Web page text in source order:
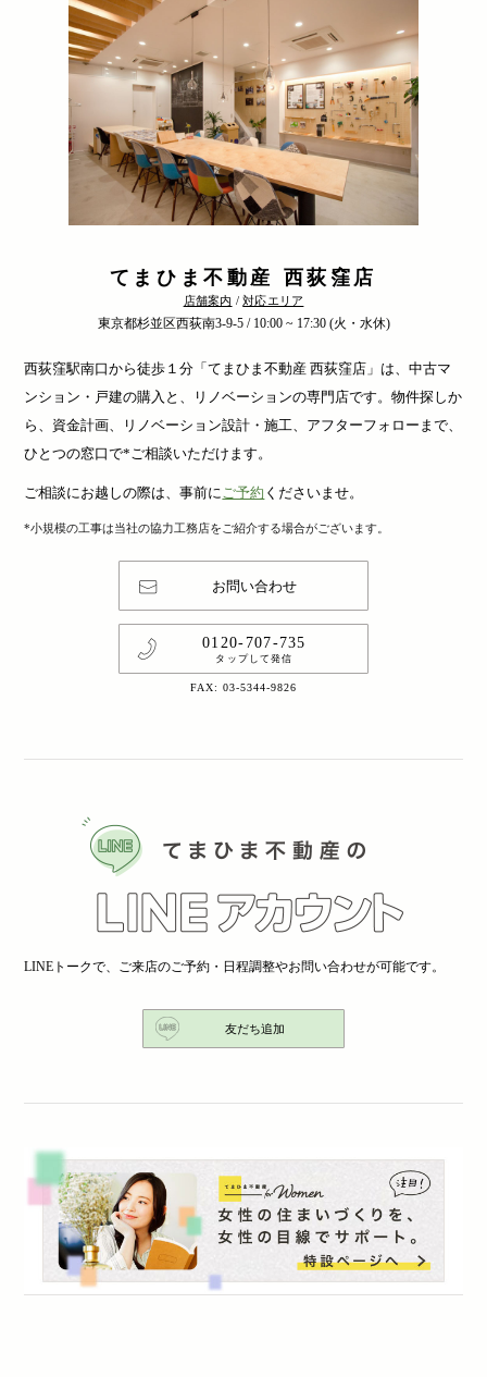
てまひま不動産 西荻窪店
店舗案内 /対応エリア
東京都杉並区西荻南3-9-5 / 10:00 ~ 17:30 (火・水休)
西荻窪駅南口から徒歩１分「てまひま不動産 西荻窪店」は、中古マ
ンション・戸建の購入と、リノベーションの専門店です。物件探しか
ら、資金計画、リノベーション設計・施工、アフターフォローまで、
ひとつの窓口で*ご相談いただけます。
ご相談にお越しの際は、事前にご予約 くださいませ。
*小規模の工事は当社の協力工務店をご紹介する場合がございます。
お問い合わせ
0120-707-735
タップして発信
FAX: 03-5344-9826
LINEトークで、ご来店のご予約・日程調整やお問い合わせが可能です。
友だち追加